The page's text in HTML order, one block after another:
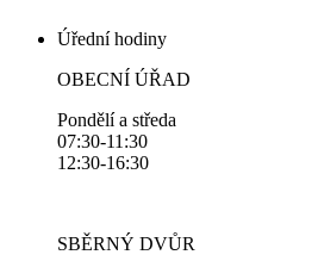
Úřední hodiny
OBECNÍ ÚŘAD
Pondělí a středa
07:30-11:30
12:30-16:30
SBĚRNÝ DVŮR